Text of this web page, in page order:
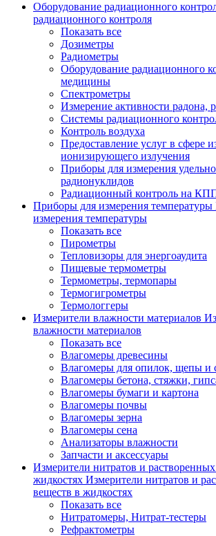
Оборудование радиационного
радиационного контроля
Показать все
Дозиметры
Радиометры
Оборудование радиационного
медицины
Спектрометры
Измерение активности радона,
Системы радиационного
Контроль воздуха
Предоставление услуг в сфере
ионизирующего излучения
Приборы для измерения
радионуклидов
Радиационный контроль на
Приборы для измерения температуры
измерения температуры
Показать все
Пирометры
Тепловизоры для энергоаудита
Пищевые термометры
Термометры, термопары
Термогигрометры
Термологгеры
Измерители влажности материалов
влажности материалов
Показать все
Влагомеры древесины
Влагомеры для опилок, щепы и
Влагомеры бетона, стяжки,
Влагомеры бумаги и картона
Влагомеры почвы
Влагомеры зерна
Влагомеры сена
Анализаторы влажности
Запчасти и аксессуары
Измерители нитратов и
жидкостях Измерители нитратов и
веществ в жидкостях
Показать все
Нитратомеры, Нитрат-тестеры
Рефрактометры